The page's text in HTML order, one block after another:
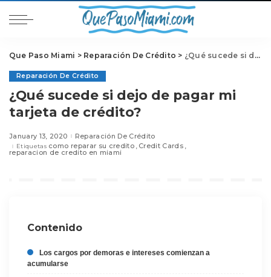
Que Paso Miami > Reparación De Crédito > ¿Qué sucede si dejo de pagar mi tarjeta de crédito?
Reparación De Crédito
¿Qué sucede si dejo de pagar mi
tarjeta de crédito?
January 13, 2020 Reparación De Crédito
Etiquetas como reparar su credito Credit Cards
reparacion de credito en miami
Contenido
Los cargos por demoras e intereses comienzan a
acumularse